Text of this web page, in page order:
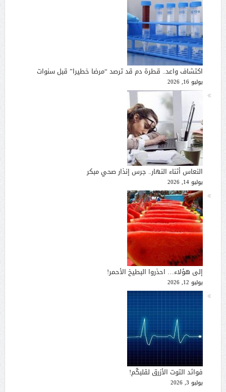
اكتشاف واعد.. قطرة دم قد ترصد “مرضا خطيرا” قبل سنوات
يوليو 16, 2026
النعاس أثناء النهار.. جرس إنذار صحي مبكر
يوليو 14, 2026
إلى هؤلاء… احذروا البطيخ الأحمر!
يوليو 12, 2026
فوائد التوت الأزرق لقلبكُم!
يوليو 3, 2026